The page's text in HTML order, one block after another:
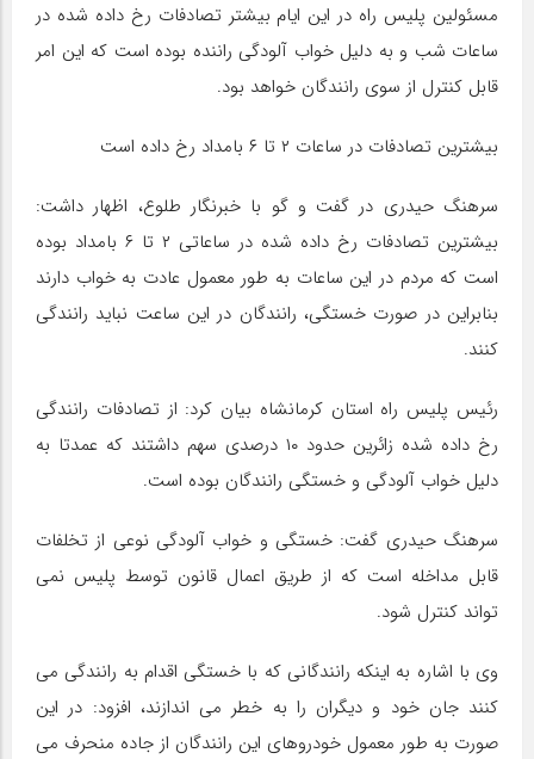
مسئولین پلیس راه در این ایام بیشتر تصادفات رخ داده شده در
ساعات شب و به دلیل خواب آلودگی راننده بوده است که این امر
قابل کنترل از سوی رانندگان خواهد بود.
بیشترین تصادفات در ساعات ۲ تا ۶ بامداد رخ داده است
سرهنگ حیدری در گفت و گو با خبرنگار طلوع، اظهار داشت:
بیشترین تصادفات رخ داده شده در ساعاتی ۲ تا ۶ بامداد بوده
است که مردم در این ساعات به طور معمول عادت به خواب دارند
بنابراین در صورت خستگی، رانندگان در این ساعت نباید رانندگی
کنند.
رئیس پلیس راه استان کرمانشاه بیان کرد: از تصادفات رانندگی
رخ داده شده زائرین حدود ۱۰ درصدی سهم داشتند که عمدتا به
دلیل خواب آلودگی و خستگی رانندگان بوده است.
سرهنگ حیدری گفت: خستگی و خواب آلودگی نوعی از تخلفات
قابل مداخله است که از طریق اعمال قانون توسط پلیس نمی
تواند کنترل شود.
وی با اشاره به اینکه رانندگانی که با خستگی اقدام به رانندگی می
کنند جان خود و دیگران را به خطر می اندازند، افزود: در این
صورت به طور معمول خودروهای این رانندگان از جاده منحرف می